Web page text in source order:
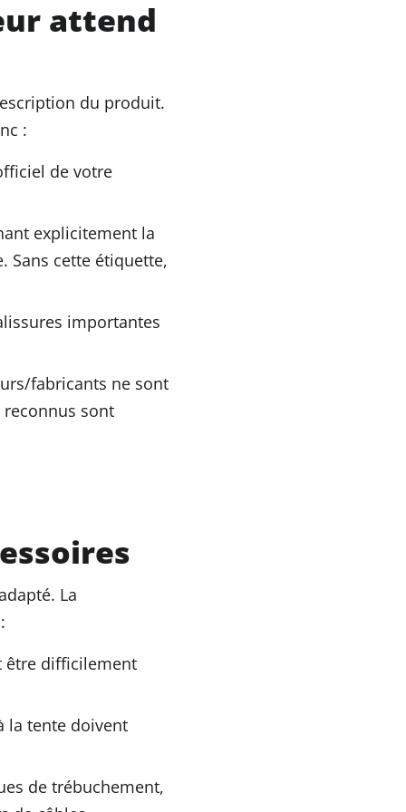
attend
du produit.
:
de votre
explicitement la
Sans cette étiquette,
importantes
fabricants ne sont
reconnus sont
La
être difficilement
la tente doivent
de trébuchement,